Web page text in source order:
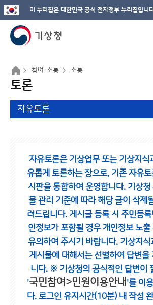
이 누리집은 대한민국 공식 전자정부 누리집입니
참여·소통 소통
토론
자유토론
자유토론은 기상업무 또는 기상지식
유롭게 토론하는 장으로, 기존 자유토
시판을 통합하여 운영합니다. 기상청
물 관리 기준에 따라 해당 글이 삭제
려드립니다. 게시글 등록 시 주민등
인정보가 포함될 경우 개인정보 노출
유의하여 주시기 바랍니다. 기상지식
게시물에 대해서는 선별하여 답변을
니다. ※ 기상청의 공식적인 답변이
'국민참여>민원이용안내 '를 이
다. 로그인 유지시간(10분) 내 작성